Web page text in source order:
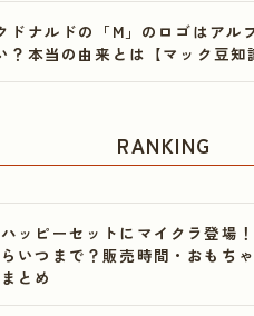
ドナルドの「M」のロゴはアル
？本当の由来とは【マック豆知
RANKING
ハッピーセットにマイクラ登場
らいつまで？販売時間・おもち
まとめ